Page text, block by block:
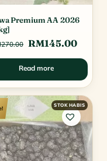
Premium AA 2026
270.00 Original
price
was:
RM270.00.
RM145.00
price
Read more